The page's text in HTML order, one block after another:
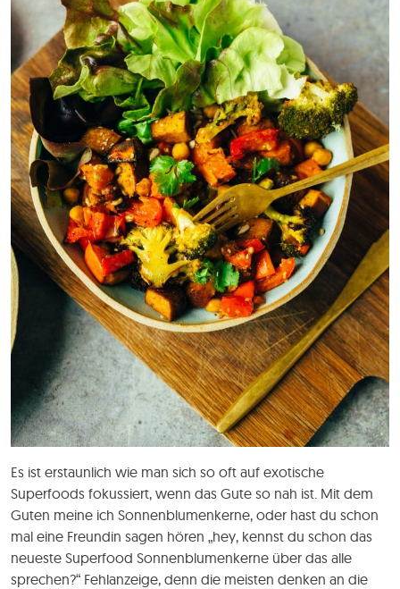
Es ist erstaunlich wie man sich so oft auf exotische
Superfoods fokussiert, wenn das Gute so nah ist. Mit dem
Guten meine ich Sonnenblumenkerne, oder hast du schon
mal eine Freundin sagen hören „hey, kennst du schon das
neueste Superfood Sonnenblumenkerne über das alle
sprechen?“ Fehlanzeige, denn die meisten denken an die